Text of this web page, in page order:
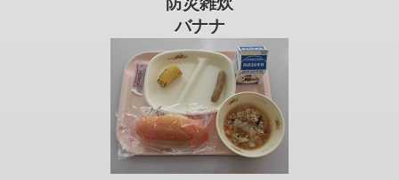
バナナ